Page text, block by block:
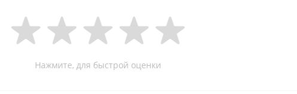
Нажмите, для быстрой оценки